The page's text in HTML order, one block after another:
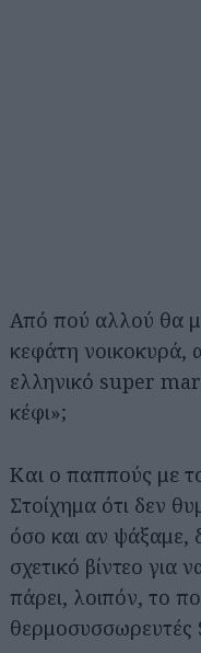
Από πού αλλού θα
κεφάτη νοικοκυρά,
ελληνικό super
κέφι»;
Και ο παππούς με
Στοίχημα ότι δεν
όσο και αν ψάξαμε,
σχετικό βίντεο για
πάρει, λοιπόν, το